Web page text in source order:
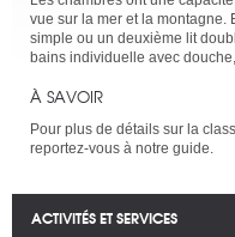
vue sur la mer et la montagne.
simple ou un deuxième lit
bains individuelle avec
À SAVOIR
Pour plus de détails sur la
reportez-vous à notre guide.
ACTIVITÉS ET SERVICES